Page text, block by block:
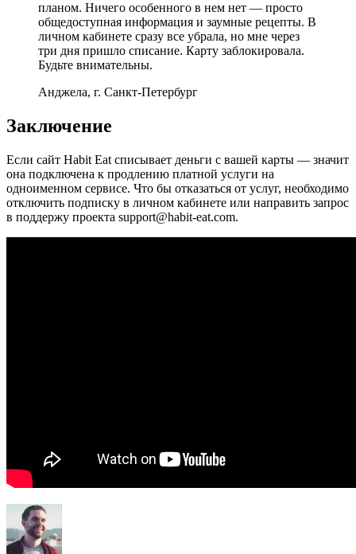
планом. Ничего особенного в нем нет — просто
общедоступная информация и заумные рецепты. В
личном кабинете сразу все убрала, но мне через
три дня пришло списание. Карту заблокировала.
Будьте внимательны.
Анджела, г. Санкт-Петербург
Заключение
Если сайт Habit Eat списывает деньги с вашей карты — значит
она подключена к продлению платной услуги на
одноименном сервисе. Что бы отказаться от услуг, необходимо
отключить подписку в личном кабинете или направить запрос
в поддержу проекта support@habit-eat.com.